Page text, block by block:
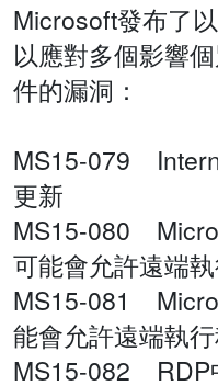
Microsoft發布了
以應對多個影響
件的漏洞：
MS15-079
更新
MS15-080
可能會允許遠端
MS15-081
能會允許遠端執
MS15-082 RDP